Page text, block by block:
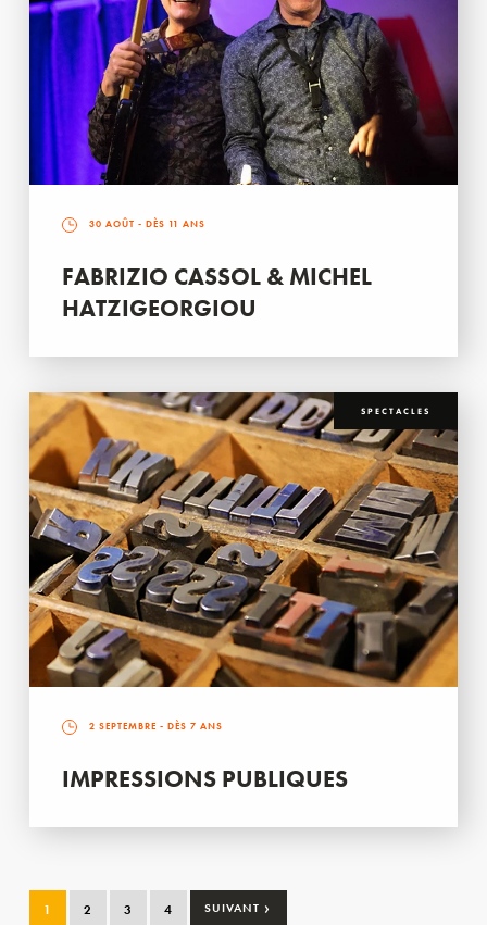
30 AOÛT - DÈS 11 ANS
FABRIZIO CASSOL & MICHEL
HATZIGEORGIOU
SPECTACLES
2 SEPTEMBRE - DÈS 7 ANS
IMPRESSIONS PUBLIQUES
1 2 3 4 SUIVANT ›